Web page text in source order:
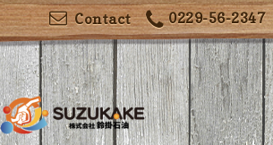
0229-56-2347
Contact